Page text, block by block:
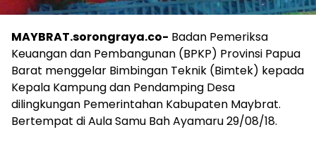
MAYBRAT.sorongraya.co- Badan Pemeriksa
Keuangan dan Pembangunan (BPKP) Provinsi Papua
Barat menggelar Bimbingan Teknik (Bimtek) kepada
Kepala Kampung dan Pendamping Desa
dilingkungan Pemerintahan Kabupaten Maybrat.
Bertempat di Aula Samu Bah Ayamaru 29/08/18.